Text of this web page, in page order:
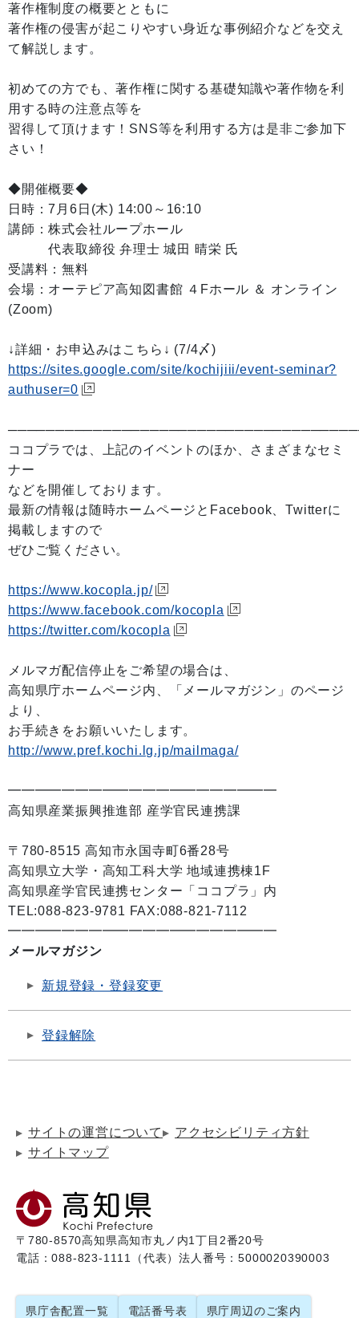
著作権制度の概要とともに
著作権の侵害が起こりやすい身近な事例紹介などを交え
て解説します。
初めての方でも、著作権に関する基礎知識や著作物を利
用する時の注意点等を
習得して頂けます！SNS等を利用する方は是非ご参加下
さい！
◆開催概要◆
日時：7月6日(木) 14:00～16:10
講師：株式会社ループホール
代表取締役 弁理士 城田 晴栄 氏
受講料：無料
会場：オーテピア高知図書館 ４Fホール ＆ オンライン
(Zoom)
↓詳細・お申込みはこちら↓ (7/4〆)
https://sites.google.com/site/kochijiii/event-seminar?
authuser=0
ココプラでは、上記のイベントのほか、さまざまなセミ
ナー
などを開催しております。
最新の情報は随時ホームページとFacebook、Twitterに
掲載しますので
ぜひご覧ください。
https://www.kocopla.jp/
https://www.facebook.com/kocopla
https://twitter.com/kocopla
メルマガ配信停止をご希望の場合は、
高知県庁ホームページ内、「メールマガジン」のページ
より、
お手続きをお願いいたします。
http://www.pref.kochi.lg.jp/mailmaga/
━━━━━━━━━━━━━━━━━━━━
高知県産業振興推進部 産学官民連携課
〒780-8515 高知市永国寺町6番28号
高知県立大学・高知工科大学 地域連携棟1F
高知県産学官民連携センター「ココプラ」内
TEL:088-823-9781 FAX:088-821-7112
━━━━━━━━━━━━━━━━━━━━
メールマガジン
新規登録・登録変更
登録解除
サイトの運営について
アクセシビリティ方針
サイトマップ
〒780-8570高知県高知市丸ノ内1丁目2番20号
電話：088-823-1111（代表）法人番号：5000020390003
県庁舎配置一覧 電話番号表 県庁周辺のご案内